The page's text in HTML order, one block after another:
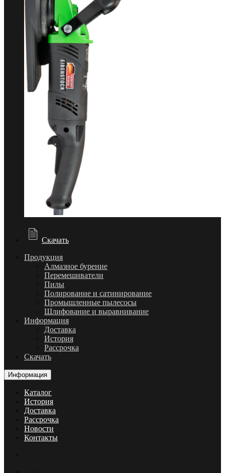
Скачать
Продукция
Алмазное бурение
Перемешиватели
Пилы
Полирование и сатинирование
Промышленные пылесосы
Шлифование и выравнивание
Информация
Доставка
История
Рассрочка
Скачать
Информация
Каталог
История
Доставка
Рассрочка
Новости
Контакты